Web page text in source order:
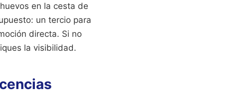
en la cesta de
un tercio para
directa. Si no
la visibilidad.